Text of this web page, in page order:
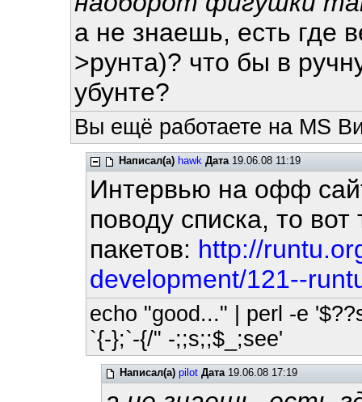
а не знаешь, есть где
>рунта)? что бы в
убунте?
Вы ещё работаете на MS
Написал(а) hawk Дата19.06.08 11:19
Интервью на офф
поводу списка, то
пакетов: http://
development/121--
echo "good..." | perl -e
`{-};`-{/" -;;s;;$_;see'
Написал(а) pilot Дата19.06.08 17:19